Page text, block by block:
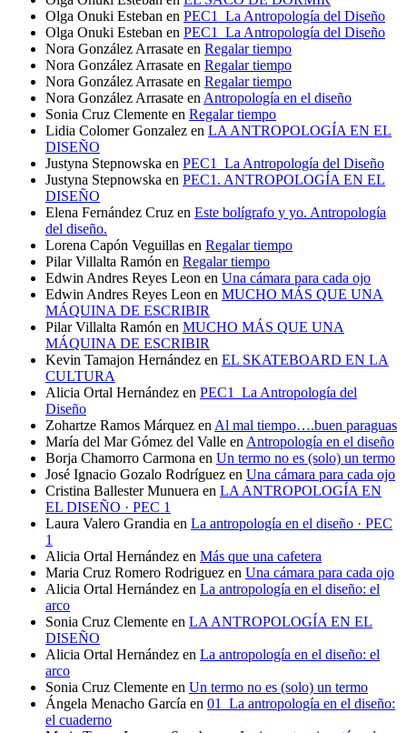
Olga Onuki Esteban en PEC1_La Antropología del Diseño
Olga Onuki Esteban en PEC1_La Antropología del Diseño
Nora González Arrasate en Regalar tiempo
Nora González Arrasate en Regalar tiempo
Nora González Arrasate en Regalar tiempo
Nora González Arrasate en Antropología en el diseño
Sonia Cruz Clemente en Regalar tiempo
Lidia Colomer Gonzalez en LA ANTROPOLOGÍA EN EL
DISEÑO
Justyna Stepnowska en PEC1_La Antropología del Diseño
Justyna Stepnowska en PEC1. ANTROPOLOGÍA EN EL
DISEÑO
Elena Fernández Cruz en Este bolígrafo y yo. Antropología
del diseño.
Lorena Capón Veguillas en Regalar tiempo
Pilar Villalta Ramón en Regalar tiempo
Edwin Andres Reyes Leon en Una cámara para cada ojo
Edwin Andres Reyes Leon en MUCHO MÁS QUE UNA
MÁQUINA DE ESCRIBIR
Pilar Villalta Ramón en MUCHO MÁS QUE UNA
MÁQUINA DE ESCRIBIR
Kevin Tamajon Hernández en EL SKATEBOARD EN LA
CULTURA
Alicia Ortal Hernández en PEC1_La Antropología del
Diseño
Zohartze Ramos Márquez en Al mal tiempo….buen paraguas
María del Mar Gómez del Valle en Antropología en el diseño
Borja Chamorro Carmona en Un termo no es (solo) un termo
José Ignacio Gozalo Rodríguez en Una cámara para cada ojo
Cristina Ballester Munuera en LA ANTROPOLOGÍA EN
EL DISEÑO · PEC 1
Laura Valero Grandia en La antropología en el diseño · PEC
1
Alicia Ortal Hernández en Más que una cafetera
Maria Cruz Romero Rodriguez en Una cámara para cada ojo
Alicia Ortal Hernández en La antropología en el diseño: el
arco
Sonia Cruz Clemente en LA ANTROPOLOGÍA EN EL
DISEÑO
Alicia Ortal Hernández en La antropología en el diseño: el
arco
Sonia Cruz Clemente en Un termo no es (solo) un termo
Ángela Menacho García en 01_La antropología en el diseño:
el cuaderno